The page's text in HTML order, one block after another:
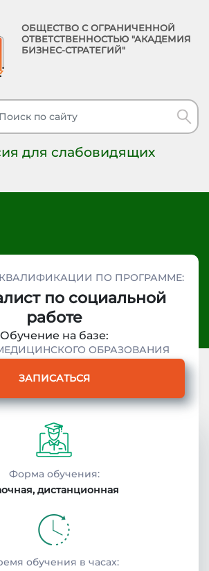
ОБЩЕСТВО С ОГРАНИЧЕННОЙ
ОТВЕТСТВЕННОСТЬЮ "АКАДЕМИЯ
БИЗНЕС-СТРАТЕГИЙ"
для слабовидящих
ПО ПРОГРАММЕ:
по социальной
работе
Обучение на базе:
ОБРАЗОВАНИЯ
ЗАПИСАТЬСЯ
Форма обучения:
дистанционная
обучения в часах: